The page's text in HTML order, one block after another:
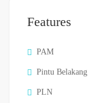
Features
PAM
Pintu Belakang
PLN